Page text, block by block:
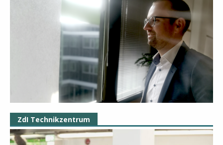
ZdI Technikzentrum